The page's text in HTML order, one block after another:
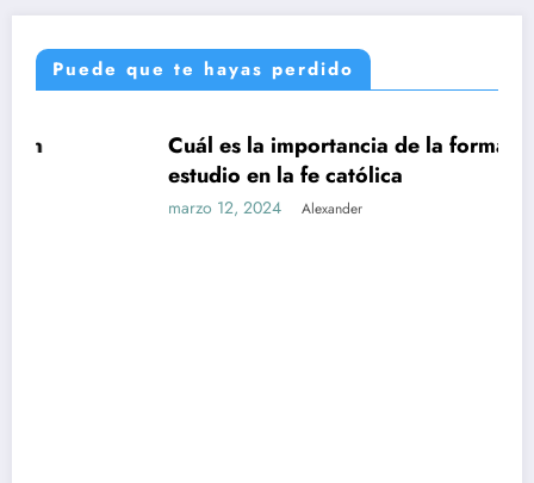
Puede que te hayas perdido
Cuál es la importancia de la formación y el
estudio en la fe católica
Alexander